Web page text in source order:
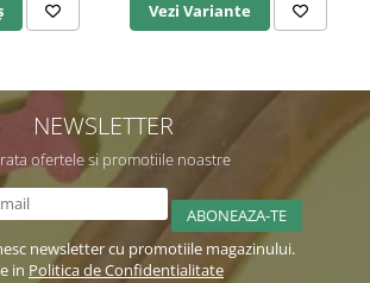
Vezi Variante
NEWSLETTER
ofertele si promotiile noastre
newsletter cu promotiile magazinului.
in Politica de Confidentialitate